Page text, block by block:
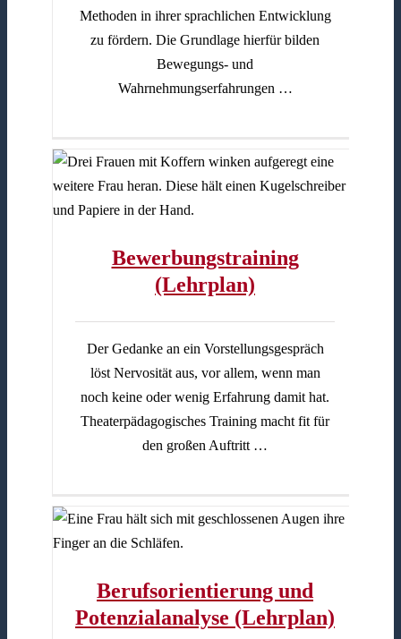
Methoden in ihrer sprachlichen Entwicklung
zu fördern. Die Grundlage hierfür bilden
Bewegungs- und
Wahrnehmungserfahrungen …
Bewerbungstraining
(Lehrplan)
Der Gedanke an ein Vorstellungsgespräch
löst Nervosität aus, vor allem, wenn man
noch keine oder wenig Erfahrung damit hat.
Theaterpädagogisches Training macht fit für
den großen Auftritt …
Berufsorientierung und
Potenzialanalyse (Lehrplan)